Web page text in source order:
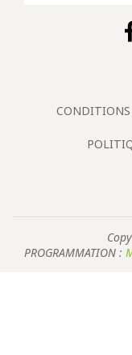
CONDITIONS
PROGRAMMATION :